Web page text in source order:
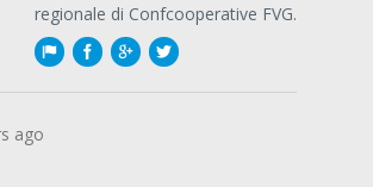
regionale di Confcooperative FVG.
ago